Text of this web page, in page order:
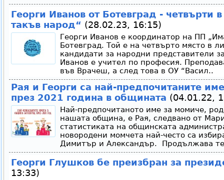
Георги Иванов от Ботевград - четвърти
такъв народ“ (28.02.23, 16:15)
Георги Иванов е координатор на ПП
Ботевград. Той е на четвърто място в
кандидати за народни представители
Иванов е учител по професия.
във Врачеш, а след това в ОУ “Васил..
Рая и Георги са най-предпочитаните
през 2021 година в общината (04.01.22,
Най-предпочитаното име за момиче,
нашата община, е Рая, следвано от
статистиката на общинската
новородени момчета най-често са
Димитър и Александър. Продължава
Георги Глушков бе преизбран за
13:33)